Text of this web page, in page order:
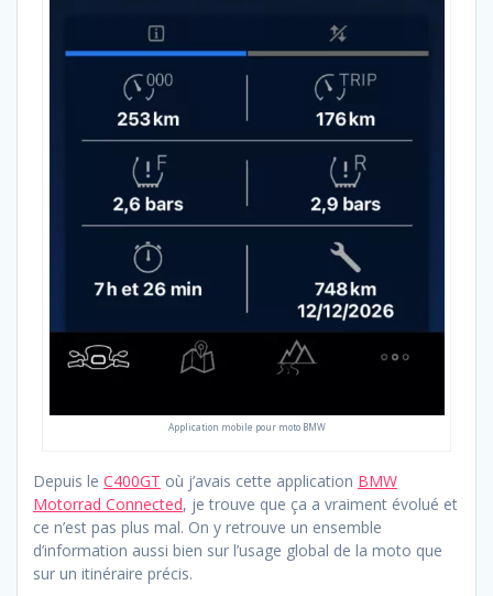
Application mobile pour moto BMW
Depuis le C400GT où j’avais cette application BMW
Motorrad Connected, je trouve que ça a vraiment évolué et
ce n’est pas plus mal. On y retrouve un ensemble
d’information aussi bien sur l’usage global de la moto que
sur un itinéraire précis.